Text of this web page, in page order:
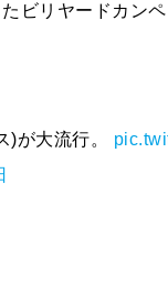
ビリヤードカン
)が大流行。